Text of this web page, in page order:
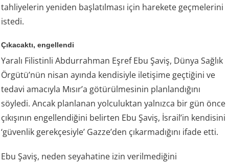
tahliyelerin yeniden başlatılması için harekete geçmelerini
istedi.
Çıkacaktı, engellendi
Yaralı Filistinli Abdurrahman Eşref Ebu Şaviş, Dünya Sağlık
Örgütü’nün nisan ayında kendisiyle iletişime geçtiğini ve
tedavi amacıyla Mısır’a götürülmesinin planlandığını
söyledi. Ancak planlanan yolculuktan yalnızca bir gün önce
çıkışının engellendiğini belirten Ebu Şaviş, İsrail’in kendisini
‘güvenlik gerekçesiyle’ Gazze’den çıkarmadığını ifade etti.
Ebu Şaviş, neden seyahatine izin verilmediğini